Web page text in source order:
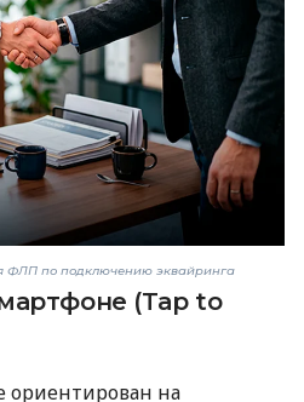
ФЛП по подключению эквайринга
(Tap to
ориентирован на